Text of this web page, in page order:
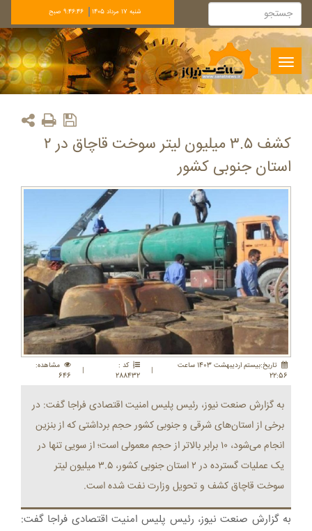
شنبه 17 مرداد 1405 9:46:47 صبح
Toggle
navigation
کشف ۳.۵ میلیون لیتر سوخت قاچاق در ۲
استان جنوبی کشور
تاريخ:بيستم ارديبهشت 1403 ساعت
22:56
|
کد :
288432
|
مشاهده:
646
به گزارش صنعت نیوز، رئیس پلیس امنیت اقتصادی فراجا گفت: در
برخی از استان‌های شرقی و جنوبی کشور حجم برداشتی که از بنزین
انجام می‌شود، ۱۰ برابر بالاتر از حجم معمولی است؛ از سویی تنها در
یک عملیات گسترده در ۲ استان جنوبی کشور، ۳.۵ میلیون لیتر
سوخت قاچاق کشف و تحویل وزارت نفت شده است.
به گزارش صنعت نیوز، رئیس پلیس امنیت اقتصادی فراجا گفت: